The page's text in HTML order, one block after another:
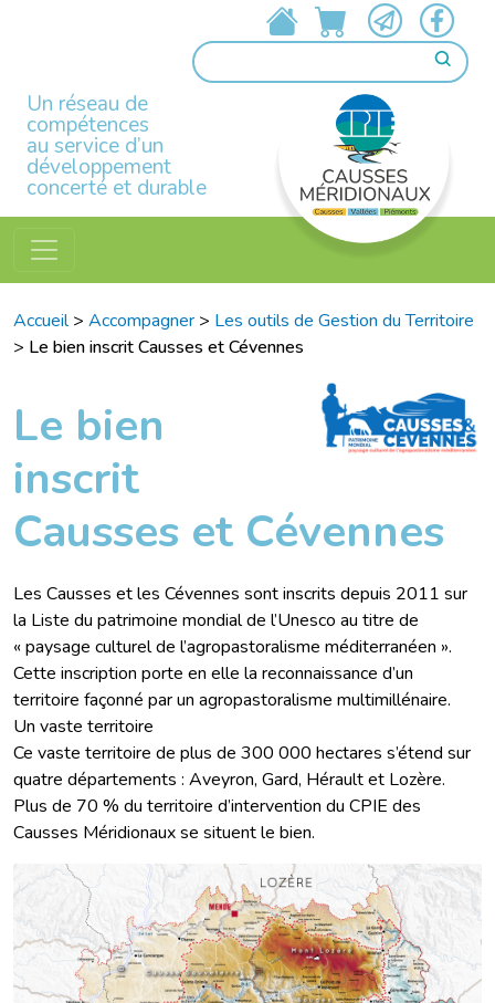
Un réseau de
compétences
au service d’un
développement
concerté et durable
Accueil> Accompagner > Les outils de Gestion du Territoire
> Le bien inscrit Causses et Cévennes
Le bien
inscrit
Causses et Cévennes
Les Causses et les Cévennes sont inscrits depuis 2011 sur
la Liste du patrimoine mondial de l’Unesco au titre de
« paysage culturel de l’agropastoralisme méditerranéen ».
Cette inscription porte en elle la reconnaissance d’un
territoire façonné par un agropastoralisme multimillénaire.
Un vaste territoire
Ce vaste territoire de plus de 300 000 hectares s’étend sur
quatre départements : Aveyron, Gard, Hérault et Lozère.
Plus de 70 % du territoire d’intervention du CPIE des
Causses Méridionaux se situent le bien.